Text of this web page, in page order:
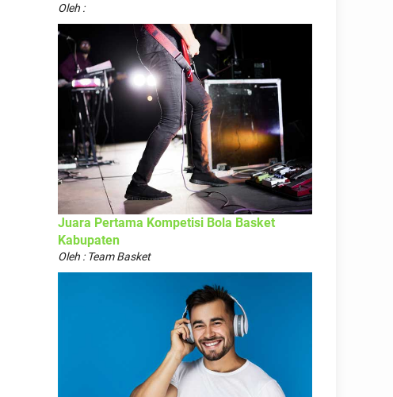
Oleh :
Juara Pertama Kompetisi Bola Basket
Kabupaten
Oleh : Team Basket